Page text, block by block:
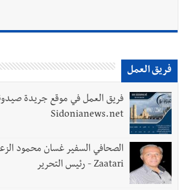
فريق العمل
فريق العمل في موقع جريدة
Sidonianews.net
Zaatari - رئيس التحرير